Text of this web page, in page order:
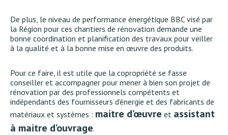
De plus, le niveau de performance énergétique BBC visé par
la Région pour ces chantiers de rénovation demande une
bonne coordination et planification des travaux pour veiller
à la qualité et à la bonne mise en œuvre des produits.
Pour ce faire, il est utile que la copropriété se fasse
conseiller et accompagner pour mener à bien son projet de
rénovation par des professionnels compétents et
indépendants des fournisseurs d’énergie et des fabricants de
matériaux et systèmes : maitre d’œuvre et assistant
à maitre d’ouvrage.